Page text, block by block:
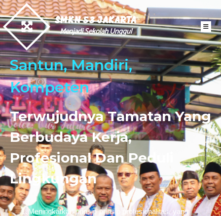
SMKN 53 JAKARTA
Menjadi Sekolah Unggul
Santun, Mandiri,
Kompeten
Terwujudnya Tamatan Yang
Berbudaya Kerja,
Profesional Dan Peduli
Lingkungan
1. Meningkatkan prinsip-prinsip profesionalitas, yang